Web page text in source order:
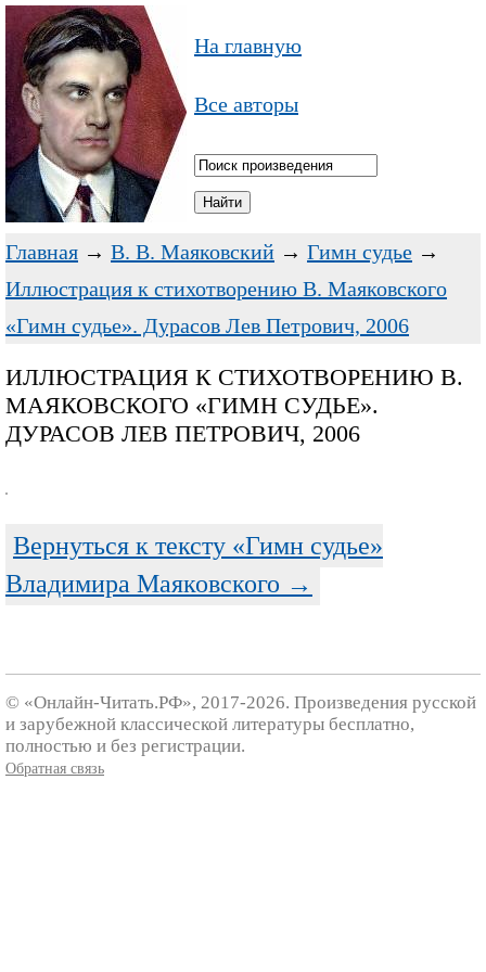
На главную
Все авторы
Главная → В. В. Маяковский → Гимн судье →
Иллюстрация к стихотворению В. Маяковского
«Гимн судье». Дурасов Лев Петрович, 2006
ИЛЛЮСТРАЦИЯ К СТИХОТВОРЕНИЮ В.
МАЯКОВСКОГО «ГИМН СУДЬЕ».
ДУРАСОВ ЛЕВ ПЕТРОВИЧ, 2006
Вернуться к тексту «Гимн судье»
Владимира Маяковского →
© «Онлайн-Читать.РФ», 2017-2026. Произведения русской
и зарубежной классической литературы бесплатно,
полностью и без регистрации.
Обратная связь